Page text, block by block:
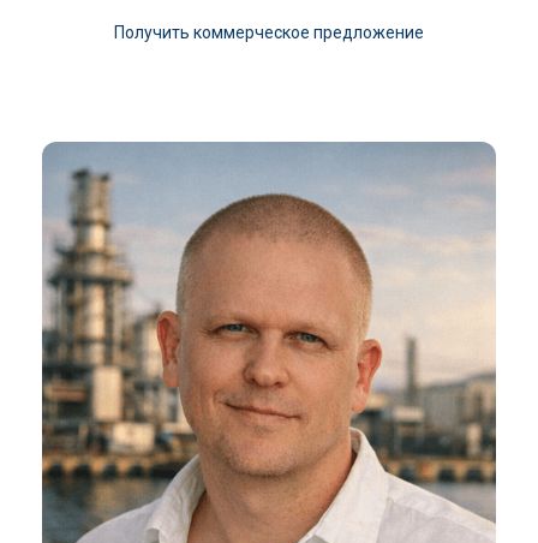
Получить коммерческое предложение